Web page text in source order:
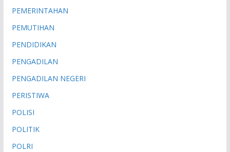
PEMERINTAHAN
PEMUTIHAN
PENDIDIKAN
PENGADILAN
PENGADILAN NEGERI
PERISTIWA
POLISI
POLITIK
POLRI